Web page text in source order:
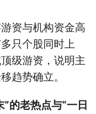
资与机构资金高
只个股同时上
级游资，说明主
趋势确立。
的老热点与“一日